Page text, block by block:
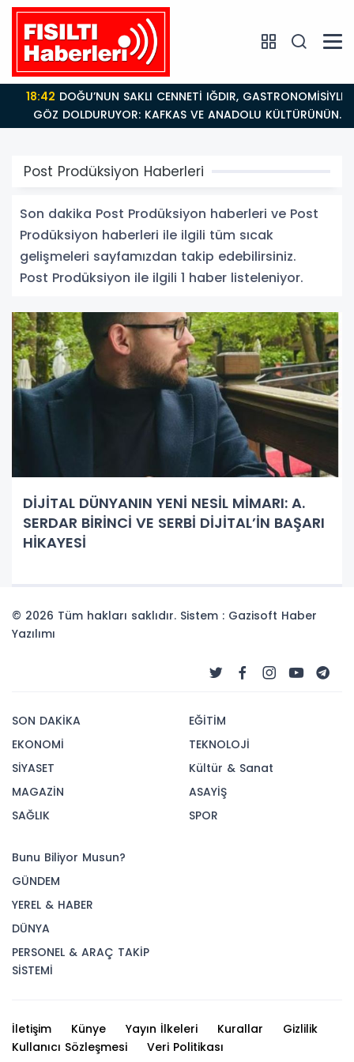
18:42DOĞU’NUN SAKLI CENNETİ IĞDIR, GASTRONOMİSİYLE
GÖZ DOLDURUYOR: KAFKAS VE ANADOLU KÜLTÜRÜNÜN
BULUŞMA NOKTASI
Post Prodüksiyon Haberleri
Son dakika Post Prodüksiyon haberleri ve Post
Prodüksiyon haberleri ile ilgili tüm sıcak
gelişmeleri sayfamızdan takip edebilirsiniz.
Post Prodüksiyon ile ilgili 1 haber listeleniyor.
DİJİTAL DÜNYANIN YENİ NESİL MİMARI: A.
SERDAR BİRİNCİ VE SERBİ DİJİTAL’İN BAŞARI
HİKAYESİ
© 2026 Tüm hakları saklıdır. Sistem : Gazisoft Haber
Yazılımı
SON DAKİKA
EKONOMİ
SİYASET
MAGAZİN
SAĞLIK
EĞİTİM
TEKNOLOJİ
Kültür & Sanat
ASAYİŞ
SPOR
Bunu Biliyor Musun?
GÜNDEM
YEREL & HABER
DÜNYA
PERSONEL & ARAÇ TAKİP
SİSTEMİ
İletişim Künye Yayın İlkeleri Kurallar
Gizlilik
Kullanıcı Sözleşmesi
Veri Politikası